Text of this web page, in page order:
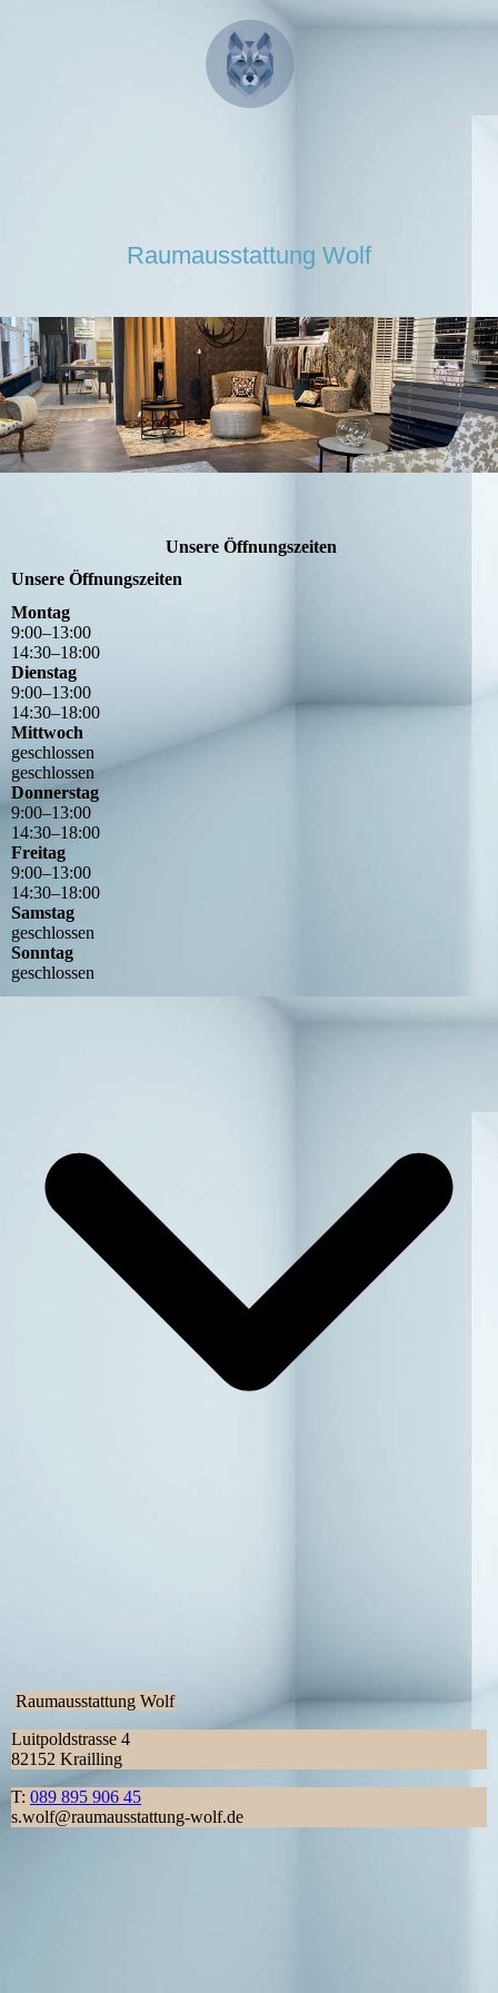
Raumausstattung Wolf
Unsere Öffnungszeiten
Unsere Öffnungszeiten
Montag
9:00–13:00
14:30–18:00
Dienstag
9:00–13:00
14:30–18:00
Mittwoch
geschlossen
geschlossen
Donnerstag
9:00–13:00
14:30–18:00
Freitag
9:00–13:00
14:30–18:00
Samstag
geschlossen
Sonntag
geschlossen
Raumausstattung Wolf
Luitpoldstrasse 4
82152 Krailling
T: 089 895 906 45
s.wolf@raumausstattung-wolf.de